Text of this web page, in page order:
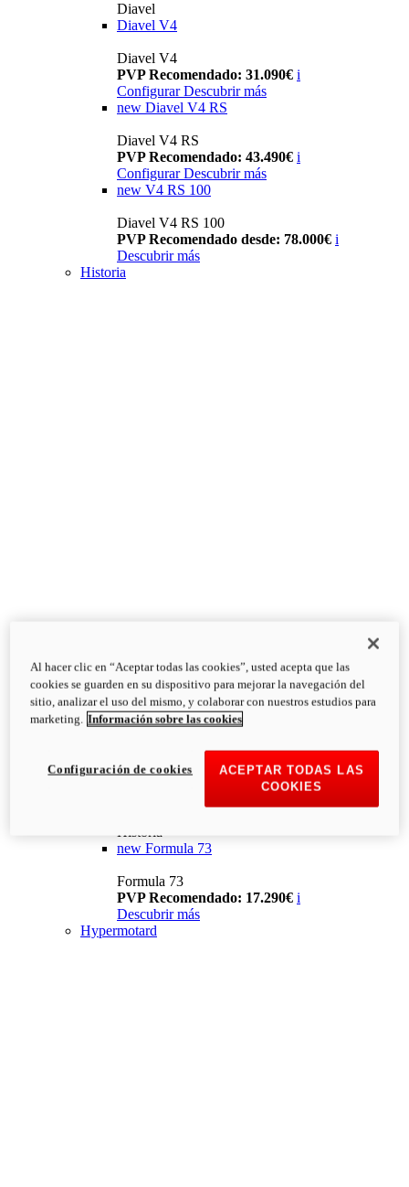
Diavel
Diavel V4
Diavel V4
PVP Recomendado: 31.090€ i
Configurar Descubrir más
new Diavel V4 RS
Diavel V4 RS
PVP Recomendado: 43.490€ i
Configurar Descubrir más
new V4 RS 100
Diavel V4 RS 100
PVP Recomendado desde: 78.000€ i
Descubrir más
Historia
Historia
new Formula 73
Formula 73
PVP Recomendado: 17.290€ i
Descubrir más
Hypermotard
Al hacer clic en “Aceptar todas las cookies”, usted acepta que las
cookies se guarden en su dispositivo para mejorar la navegación del
sitio, analizar el uso del mismo, y colaborar con nuestros estudios para
marketing. Información sobre las cookies
ACEPTAR TODAS LAS
COOKIES
Configuración de cookies